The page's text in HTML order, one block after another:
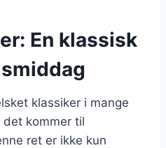
En klassisk
klassiker i mange
kommer til
ret er ikke kun